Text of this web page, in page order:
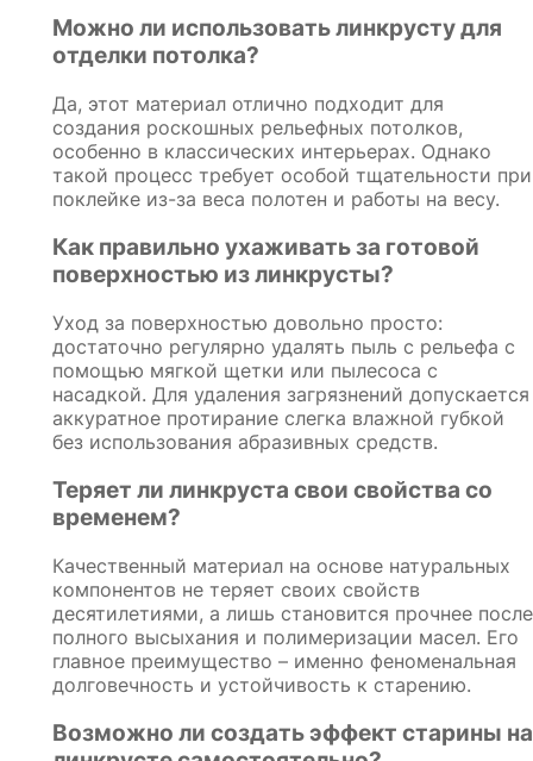
Можно ли использовать линкрусту для
отделки потолка?
Да, этот материал отлично подходит для
создания роскошных рельефных потолков,
особенно в классических интерьерах. Однако
такой процесс требует особой тщательности при
поклейке из-за веса полотен и работы на весу.
Как правильно ухаживать за готовой
поверхностью из линкрусты?
Уход за поверхностью довольно просто:
достаточно регулярно удалять пыль с рельефа с
помощью мягкой щетки или пылесоса с
насадкой. Для удаления загрязнений допускается
аккуратное протирание слегка влажной губкой
без использования абразивных средств.
Теряет ли линкруста свои свойства со
временем?
Качественный материал на основе натуральных
компонентов не теряет своих свойств
десятилетиями, а лишь становится прочнее после
полного высыхания и полимеризации масел. Его
главное преимущество – именно феноменальная
долговечность и устойчивость к старению.
Возможно ли создать эффект старины на